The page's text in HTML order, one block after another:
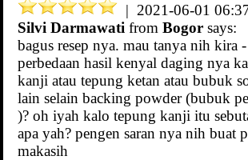
| 2021-06-01
Silvi Darmawati from Bogor says:
bagus resep nya. mau tanya nih kira
perbedaan hasil kenyal daging nya
kanji atau tepung ketan atau bubuk
lain selain backing powder (bubuk
)? oh iyah kalo tepung kanji itu
apa yah? pengen saran nya nih buat
makasih